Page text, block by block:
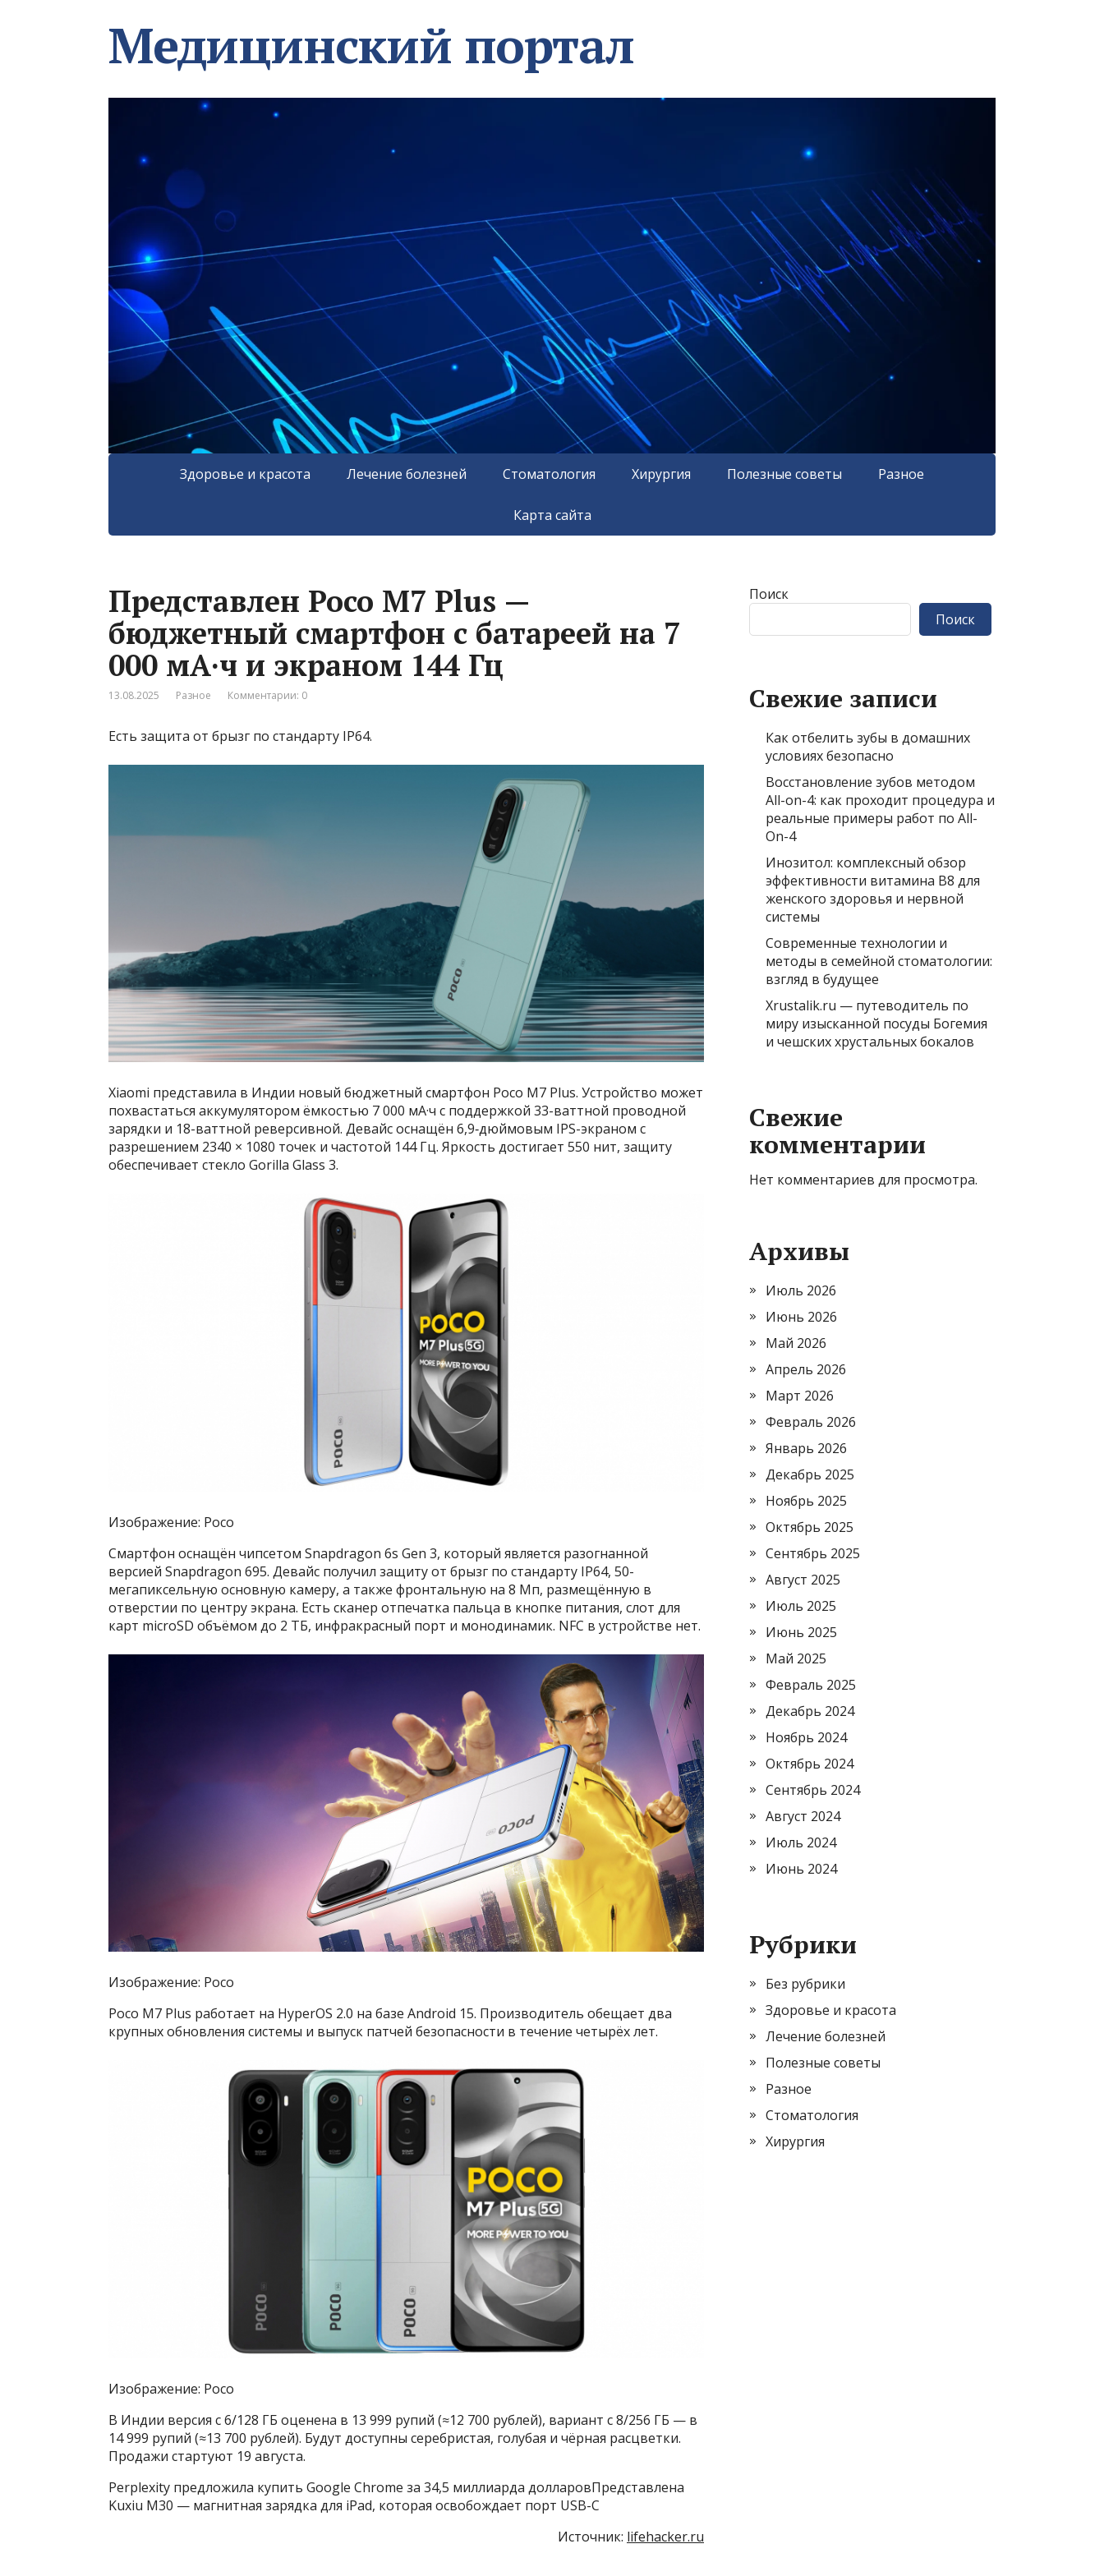
Медицинский портал
Здоровье и красота Лечение болезней Стоматология Хирургия Полезные советы Разное
Карта сайта
Представлен Poco M7 Plus —
бюджетный смартфон с батареей на 7
000 мА·ч и экраном 144 Гц
13.08.2025 Разное Комментарии: 0
Есть защита от брызг по стандарту IP64.
Xiaomi представила в Индии новый бюджетный смартфон Poco M7 Plus. Устройство может
похвастаться аккумулятором ёмкостью 7 000 мА·ч с поддержкой 33-ваттной проводной
зарядки и 18-ваттной реверсивной. Девайс оснащён 6,9‑дюймовым IPS-экраном с
разрешением 2340 × 1080 точек и частотой 144 Гц. Яркость достигает 550 нит, защиту
обеспечивает стекло Gorilla Glass 3.
Изображение: Poco
Смартфон оснащён чипсетом Snapdragon 6s Gen 3, который является разогнанной
версией Snapdragon 695. Девайс получил защиту от брызг по стандарту IP64, 50-
мегапиксельную основную камеру, а также фронтальную на 8 Мп, размещённую в
отверстии по центру экрана. Есть сканер отпечатка пальца в кнопке питания, слот для
карт microSD объёмом до 2 ТБ, инфракрасный порт и монодинамик. NFC в устройстве нет.
Изображение: Poco
Poco M7 Plus работает на HyperOS 2.0 на базе Android 15. Производитель обещает два
крупных обновления системы и выпуск патчей безопасности в течение четырёх лет.
Изображение: Poco
В Индии версия с 6/128 ГБ оценена в 13 999 рупий (≈12 700 рублей), вариант с 8/256 ГБ — в
14 999 рупий (≈13 700 рублей). Будут доступны серебристая, голубая и чёрная расцветки.
Продажи стартуют 19 августа.
Perplexity предложила купить Google Chrome за 34,5 миллиарда долларовПредставлена
Kuxiu M30 — магнитная зарядка для iPad, которая освобождает порт USB-C
Источник: lifehacker.ru
Поиск
Поиск
Свежие записи
Как отбелить зубы в домашних
условиях безопасно
Восстановление зубов методом
All-on-4: как проходит процедура и
реальные примеры работ по All-
On-4
Инозитол: комплексный обзор
эффективности витамина B8 для
женского здоровья и нервной
системы
Современные технологии и
методы в семейной стоматологии:
взгляд в будущее
Xrustalik.ru — путеводитель по
миру изысканной посуды Богемия
и чешских хрустальных бокалов
Свежие
комментарии
Нет комментариев для просмотра.
Архивы
Июль 2026
Июнь 2026
Май 2026
Апрель 2026
Март 2026
Февраль 2026
Январь 2026
Декабрь 2025
Ноябрь 2025
Октябрь 2025
Сентябрь 2025
Август 2025
Июль 2025
Июнь 2025
Май 2025
Февраль 2025
Декабрь 2024
Ноябрь 2024
Октябрь 2024
Сентябрь 2024
Август 2024
Июль 2024
Июнь 2024
Рубрики
Без рубрики
Здоровье и красота
Лечение болезней
Полезные советы
Разное
Стоматология
Хирургия